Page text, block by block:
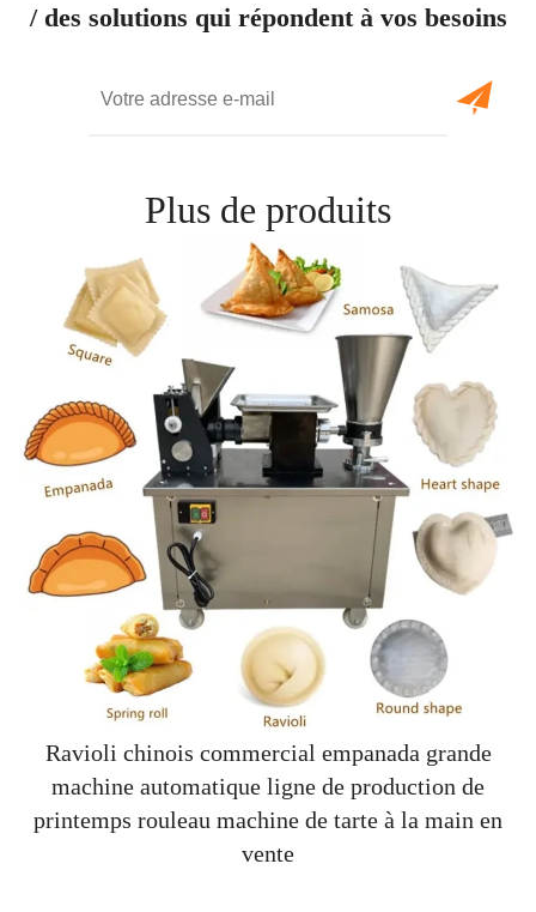
/ des solutions qui répondent à vos besoins
Plus de produits
Ravioli chinois commercial empanada grande
machine automatique ligne de production de
printemps rouleau machine de tarte à la main en
vente